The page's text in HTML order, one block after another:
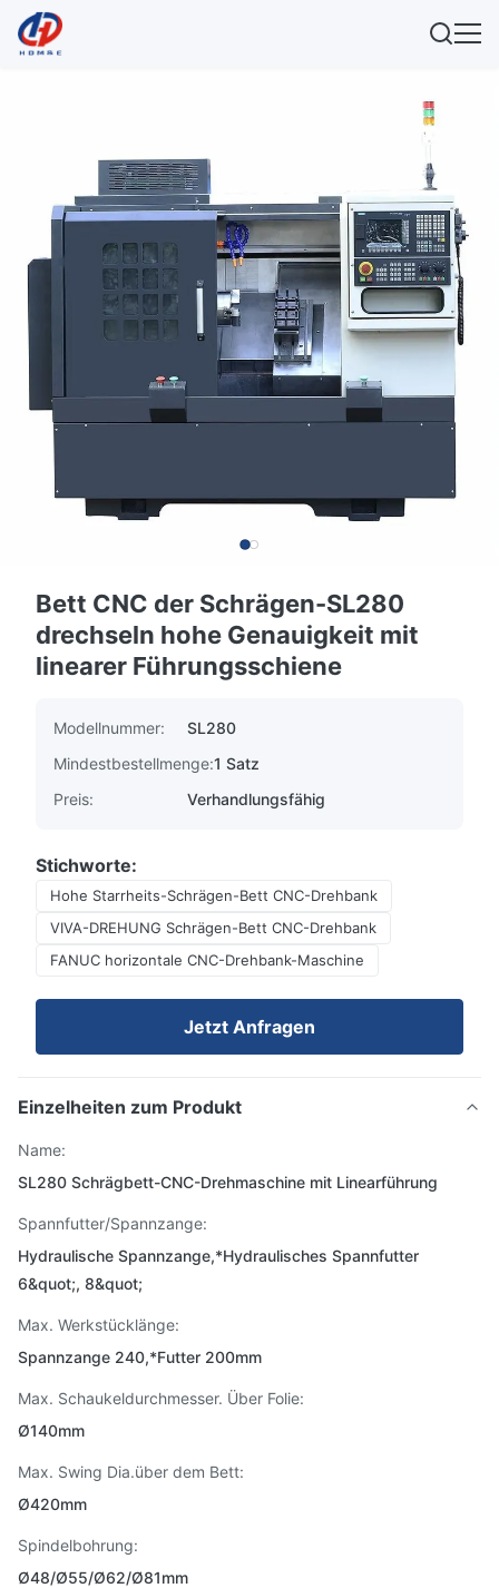
Bett CNC der Schrägen-SL280
drechseln hohe Genauigkeit mit
linearer Führungsschiene
Modellnummer:
SL280
Mindestbestellmenge:1 Satz
Preis:
Verhandlungsfähig
Stichworte:
Hohe Starrheits-Schrägen-Bett CNC-Drehbank
VIVA-DREHUNG Schrägen-Bett CNC-Drehbank
FANUC horizontale CNC-Drehbank-Maschine
Jetzt Anfragen
Einzelheiten zum Produkt
Name:
SL280 Schrägbett-CNC-Drehmaschine mit Linearführung
Spannfutter/Spannzange:
Hydraulische Spannzange,*Hydraulisches Spannfutter
6&quot;, 8&quot;
Max. Werkstücklänge:
Spannzange 240,*Futter 200mm
Max. Schaukeldurchmesser. Über Folie:
Ø140mm
Max. Swing Dia.über dem Bett:
Ø420mm
Spindelbohrung:
Ø48/Ø55/Ø62/Ø81mm